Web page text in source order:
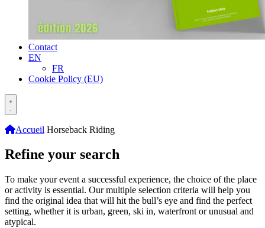
Contact
EN
FR
Cookie Policy (EU)
Accueil Horseback Riding
Refine your search
To make your event a successful experience, the choice of the place
or activity is essential. Our multiple selection criteria will help you
find the original idea that will hit the bull’s eye and find the perfect
setting, whether it is urban, green, ski in, waterfront or unusual and
atypical.